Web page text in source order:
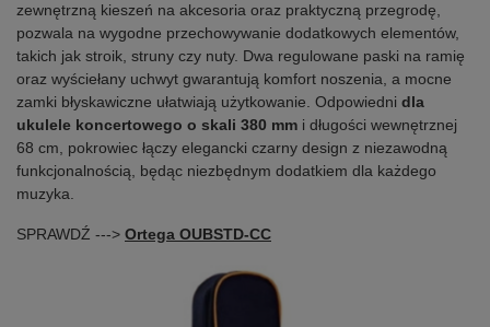
zewnętrzną kieszeń na akcesoria oraz praktyczną przegrodę,
pozwala na wygodne przechowywanie dodatkowych elementów,
takich jak stroik, struny czy nuty. Dwa regulowane paski na ramię
oraz wyściełany uchwyt gwarantują komfort noszenia, a mocne
zamki błyskawiczne ułatwiają użytkowanie. Odpowiedni dla
ukulele koncertowego o skali 380 mm i długości wewnętrznej
68 cm, pokrowiec łączy elegancki czarny design z niezawodną
funkcjonalnością, będąc niezbędnym dodatkiem dla każdego
muzyka.
SPRAWDŹ ---> Ortega OUBSTD-CC